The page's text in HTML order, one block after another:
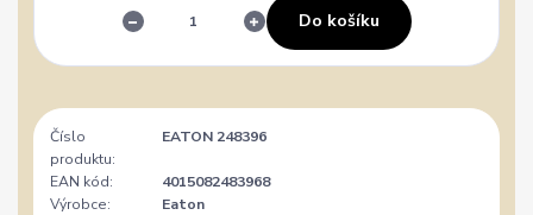
Do košíku
Číslo
produktu:
EATON 248396
EAN kód:
4015082483968
Výrobce:
Eaton